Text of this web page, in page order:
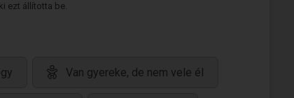
ezt állította be.
Van gyereke, de nem vele él